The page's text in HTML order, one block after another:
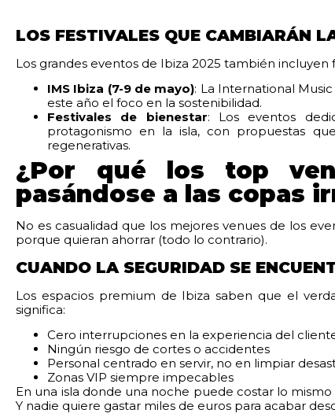
LOS FESTIVALES QUE CAMBIARÁN
Los grandes eventos de Ibiza 2025 también
IMS Ibiza (7-9 de mayo): La International
este año el foco en la sostenibilidad.
Festivales de bienestar: Los eventos
protagonismo en la isla, con propuestas
regenerativas.
¿Por qué los top
pasándose a las copas
No es casualidad que los mejores venues de los
porque quieran ahorrar (todo lo contrario).
CUANDO LA SEGURIDAD SE
Los espacios premium de Ibiza saben que el
significa:
Cero interrupciones en la experiencia del
Ningún riesgo de cortes o accidentes
Personal centrado en servir, no en limpiar
Zonas VIP siempre impecables
En una isla donde una noche puede costar lo
Y nadie quiere gastar miles de euros para acabar